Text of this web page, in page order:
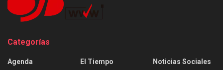
Categorías
Agenda
El Tiempo
Noticias Sociales